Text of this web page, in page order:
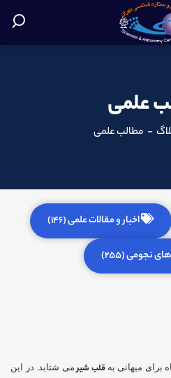
علمی
- مطالب علمی
اخبار و مقالات علمی (146)
نجومی (255)
برای میهانی به قلب شیرمی شتابد. در این